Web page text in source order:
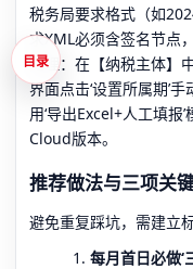
税务局要求格式（如
求XML必须含签名节点
处理：在【纳税主体】
界面点击‘设置所属期’
用‘导出Excel+人工填报
Cloud版本。
推荐做法与三项关
避免重复踩坑，需建立
每月首日必做‘
目录